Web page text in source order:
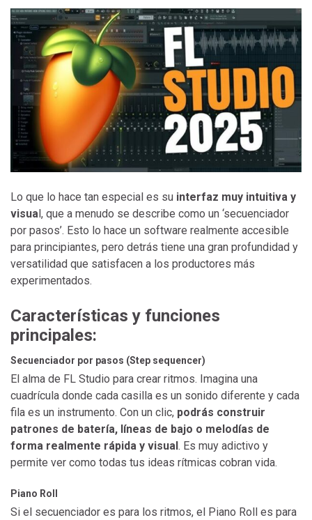
Lo que lo hace tan especial es su interfaz muy intuitiva y
visua l, que a menudo se describe como un ‘secuenciador
por pasos’. Esto lo hace un software realmente accesible
para principiantes, pero detrás tiene una gran profundidad y
versatilidad que satisfacen a los productores más
experimentados.
Características y funciones
principales:
Secuenciador por pasos (Step sequencer)
El alma de FL Studio para crear ritmos. Imagina una
cuadrícula donde cada casilla es un sonido diferente y cada
fila es un instrumento. Con un clic, podrás construir
patrones de batería, líneas de bajo o melodías de
forma realmente rápida y visual . Es muy adictivo y
permite ver como todas tus ideas rítmicas cobran vida.
Piano Roll
Si el secuenciador es para los ritmos, el Piano Roll es para